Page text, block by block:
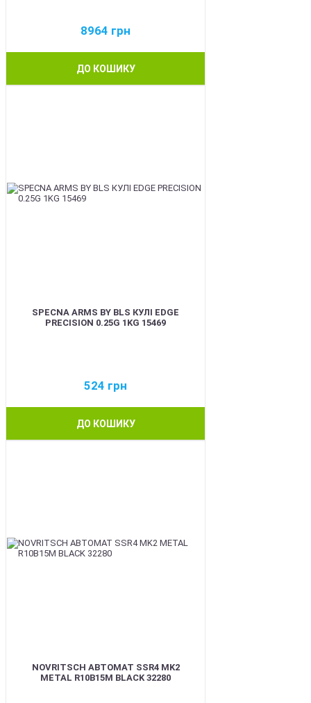
8964 грн
ДО КОШИКУ
SPECNA ARMS BY BLS КУЛІ EDGE
PRECISION 0.25G 1KG 15469
524 грн
ДО КОШИКУ
NOVRITSCH АВТОМАТ SSR4 MK2
METAL R10B15M BLACK 32280